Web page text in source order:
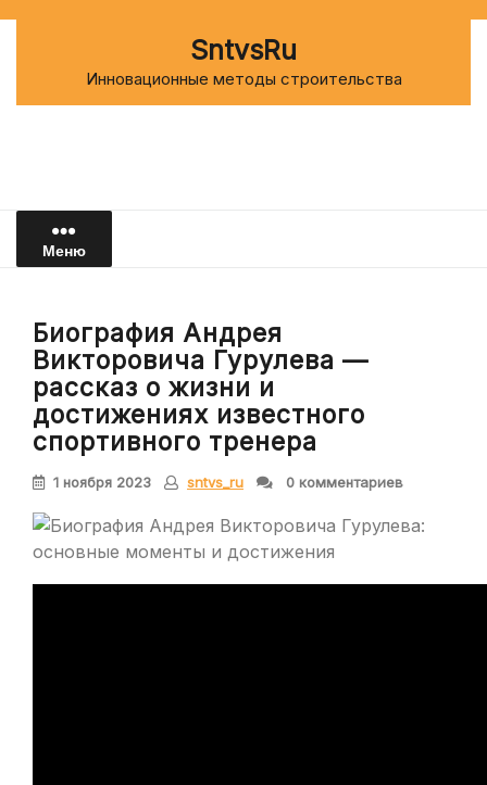
SntvsRu
Инновационные методы строительства
Меню
Биография Андрея
Викторовича Гурулева —
рассказ о жизни и
достижениях известного
спортивного тренера
1 ноября 2023 sntvs_ru 0 комментариев